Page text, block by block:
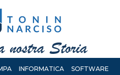
INFORMATICA
SOFTWARE